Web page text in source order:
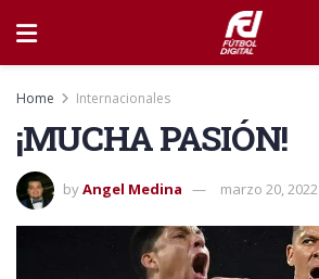
Home Internacionales
¡MUCHA PASIÓN!
byAngel Medina marzo 20, 2022